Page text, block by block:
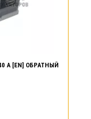
А [EN] ОБРАТНЫЙ